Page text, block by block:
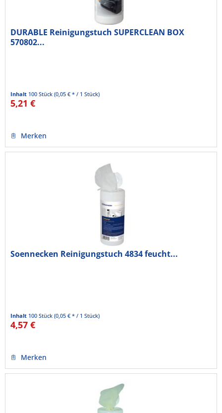
DURABLE Reinigungstuch SUPERCLEAN BOX
570802...
Inhalt 100 Stück(0,05 € * / 1 Stück)
5,21 €
Merken
Soennecken Reinigungstuch 4834 feucht...
Inhalt 100 Stück(0,05 € * / 1 Stück)
4,57 €
Merken